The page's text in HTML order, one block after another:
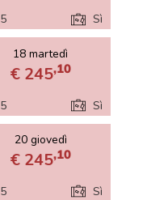
5 Sì
18 martedì
€ 245,10
5 Sì
20 giovedì
€ 245,10
5 Sì